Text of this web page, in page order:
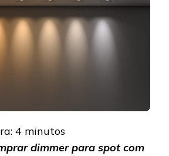
SPOT
COM
SEGURANÇA
4 minutos
dimmer para spot com